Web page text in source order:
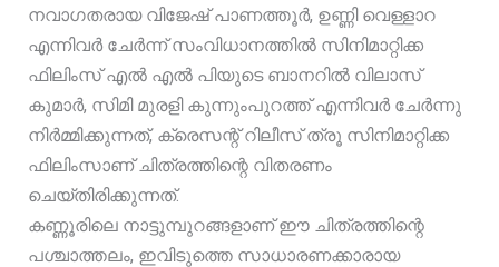
നവാഗതരായ വിജേഷ് പാണത്തൂർ, ഉണ്ണി വെള്ളാറ
എന്നിവർ ചേർന്ന് സംവിധാനത്തിൽ സിനിമാറ്റിക്ക
ഫിലിംസ് എൽ എൽ പിയുടെ ബാനറിൽ വിലാസ്
കുമാർ, സിമി മുരളി കുന്നുംപുറത്ത് എന്നിവർ ചേർന്നു
നിർമ്മിക്കുന്നത്, ക്രെസന്റ് റിലീസ് ത്രൂ സിനിമാറ്റിക്ക
ഫിലിംസാണ് ചിത്രത്തിന്റെ വിതരണം
ചെയ്തിരിക്കുന്നത്.
കണ്ണൂരിലെ നാട്ടുമ്പുറങ്ങളാണ് ഈ ചിത്രത്തിന്റെ
പശ്ചാത്തലം, ഇവിടുത്തെ സാധാരണക്കാരായ